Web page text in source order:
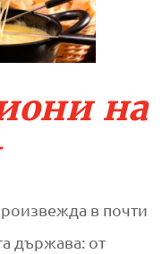
на
в почти
държава: от